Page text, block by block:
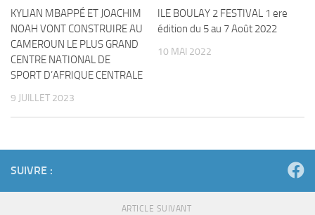
KYLIAN MBAPPÉ ET JOACHIM
NOAH VONT CONSTRUIRE AU
CAMEROUN LE PLUS GRAND
CENTRE NATIONAL DE
SPORT D’AFRIQUE CENTRALE
9 JUILLET 2023
ILE BOULAY 2 FESTIVAL 1 ere
édition du 5 au 7 Août 2022
10 MAI 2022
SUIVRE :
ARTICLE SUIVANT